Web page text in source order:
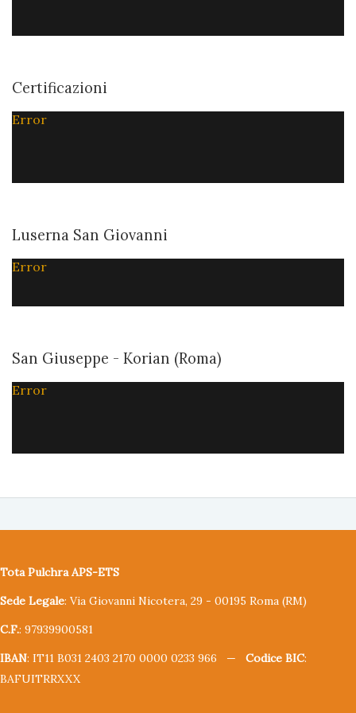
Certificazioni
Error
Luserna San Giovanni
Error
San Giuseppe - Korian (Roma)
Error
Tota Pulchra APS-ETS
Sede Legale: Via Giovanni Nicotera, 29 - 00195 Roma (RM)
C.F.: 97939900581
IBAN: IT11 B031 2403 2170 0000 0233 966 — Codice BIC:
BAFUITRRXXX